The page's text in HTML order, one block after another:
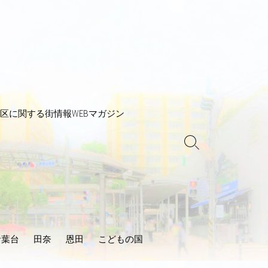
に関する街情報WEBマガジン
台 田奈 恩田 こどもの国
検
グ
ル